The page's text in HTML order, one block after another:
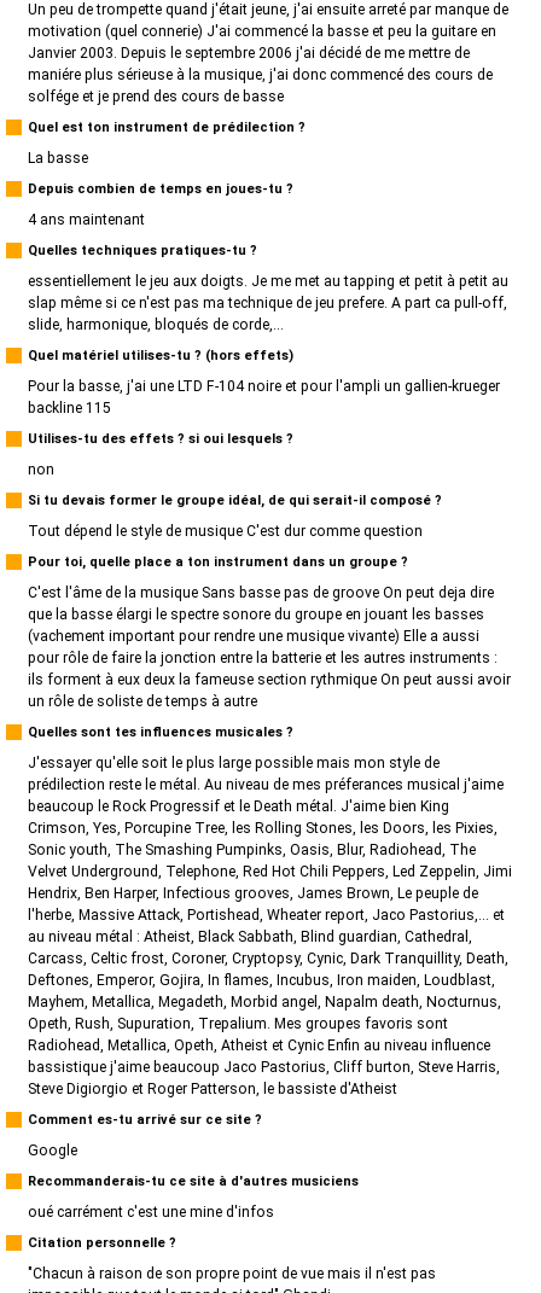
Un peu de trompette quand j'était jeune, j'ai ensuite arreté par manque de
motivation (quel connerie) J'ai commencé la basse et peu la guitare en
Janvier 2003. Depuis le septembre 2006 j'ai décidé de me mettre de
maniére plus sérieuse à la musique, j'ai donc commencé des cours de
solfége et je prend des cours de basse
Quel est ton instrument de prédilection ?
La basse
Depuis combien de temps en joues-tu ?
4 ans maintenant
Quelles techniques pratiques-tu ?
essentiellement le jeu aux doigts. Je me met au tapping et petit à petit au
slap même si ce n'est pas ma technique de jeu prefere. A part ca pull-off,
slide, harmonique, bloqués de corde,...
Quel matériel utilises-tu ? (hors effets)
Pour la basse, j'ai une LTD F-104 noire et pour l'ampli un gallien-krueger
backline 115
Utilises-tu des effets ? si oui lesquels ?
non
Si tu devais former le groupe idéal, de qui serait-il composé ?
Tout dépend le style de musique C'est dur comme question
Pour toi, quelle place a ton instrument dans un groupe ?
C'est l'âme de la musique Sans basse pas de groove On peut deja dire
que la basse élargi le spectre sonore du groupe en jouant les basses
(vachement important pour rendre une musique vivante) Elle a aussi
pour rôle de faire la jonction entre la batterie et les autres instruments :
ils forment à eux deux la fameuse section rythmique On peut aussi avoir
un rôle de soliste de temps à autre
Quelles sont tes influences musicales ?
J'essayer qu'elle soit le plus large possible mais mon style de
prédilection reste le métal. Au niveau de mes préferances musical j'aime
beaucoup le Rock Progressif et le Death métal. J'aime bien King
Crimson, Yes, Porcupine Tree, les Rolling Stones, les Doors, les Pixies,
Sonic youth, The Smashing Pumpinks, Oasis, Blur, Radiohead, The
Velvet Underground, Telephone, Red Hot Chili Peppers, Led Zeppelin, Jimi
Hendrix, Ben Harper, Infectious grooves, James Brown, Le peuple de
l'herbe, Massive Attack, Portishead, Wheater report, Jaco Pastorius,... et
au niveau métal : Atheist, Black Sabbath, Blind guardian, Cathedral,
Carcass, Celtic frost, Coroner, Cryptopsy, Cynic, Dark Tranquillity, Death,
Deftones, Emperor, Gojira, In flames, Incubus, Iron maiden, Loudblast,
Mayhem, Metallica, Megadeth, Morbid angel, Napalm death, Nocturnus,
Opeth, Rush, Supuration, Trepalium. Mes groupes favoris sont
Radiohead, Metallica, Opeth, Atheist et Cynic Enfin au niveau influence
bassistique j'aime beaucoup Jaco Pastorius, Cliff burton, Steve Harris,
Steve Digiorgio et Roger Patterson, le bassiste d'Atheist
Comment es-tu arrivé sur ce site ?
Google
Recommanderais-tu ce site à d'autres musiciens
oué carrément c'est une mine d'infos
Citation personnelle ?
"Chacun à raison de son propre point de vue mais il n'est pas